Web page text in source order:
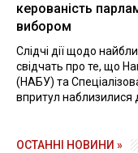
керованість
вибором
Слідчі дії щодо
свідчать про те, що
(НАБУ) та
впритул наблизилися
ОСТАННІ НОВИНИ »